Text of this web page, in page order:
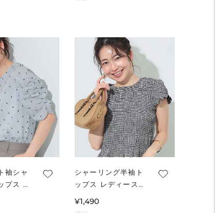
袖シャ
プス レ
ル便不
シャーリング半袖ト
ップス レディース
メール便不可
通
¥1,490